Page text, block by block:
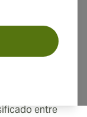
estos puros
entre